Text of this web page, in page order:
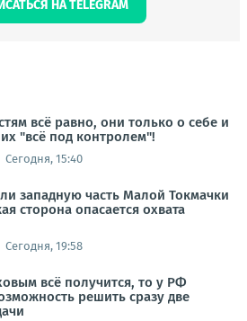
НА TELEGRAM
всё равно, они только о себе и
"всё под контролем"!
Сегодня, 15:40
западную часть Малой Токмачки
сторона опасается охвата
Сегодня, 19:58
всё получится, то у РФ
решить сразу две